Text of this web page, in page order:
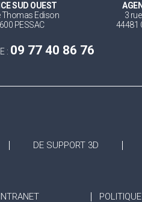
SUD OUEST
Thomas Edison
PESSAC
3
44481
: 09 77 40 86 76
DE SUPPORT 3D
INTRANET